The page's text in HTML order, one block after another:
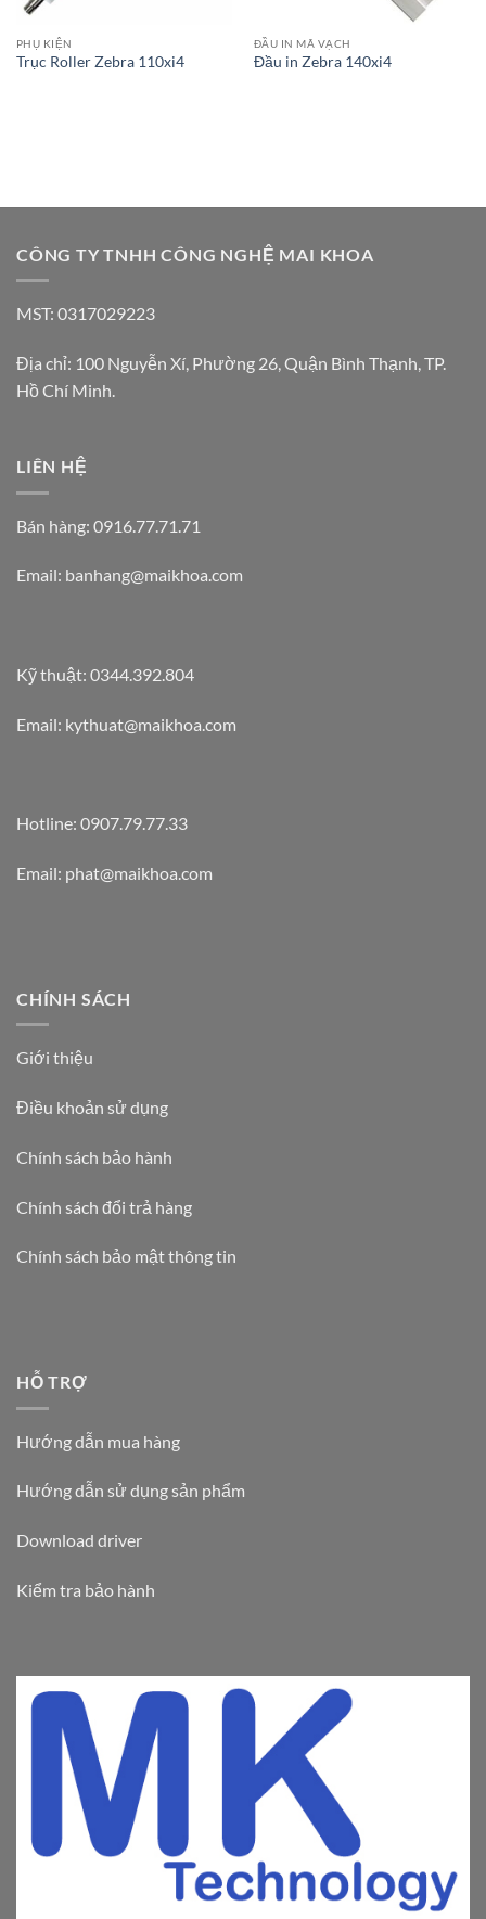
PHỤ KIỆN
Trục Roller Zebra 110xi4
ĐẦU IN MÃ VẠCH
Đầu in Zebra 140xi4
CÔNG TY TNHH CÔNG NGHỆ MAI KHOA
MST: 0317029223
Địa chỉ: 100 Nguyễn Xí, Phường 26, Quận Bình Thạnh, TP.
Hồ Chí Minh.
LIÊN HỆ
Bán hàng: 0916.77.71.71
Email: banhang@maikhoa.com
Kỹ thuật: 0344.392.804
Email: kythuat@maikhoa.com
Hotline: 0907.79.77.33
Email: phat@maikhoa.com
CHÍNH SÁCH
Giới thiệu
Điều khoản sử dụng
Chính sách bảo hành
Chính sách đổi trả hàng
Chính sách bảo mật thông tin
HỖ TRỢ
Hướng dẫn mua hàng
Hướng dẫn sử dụng sản phẩm
Download driver
Kiểm tra bảo hành